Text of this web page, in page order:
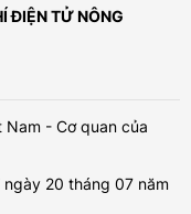
ĐIỆN TỬ NÔNG
- Cơ quan của
20 tháng 07 năm